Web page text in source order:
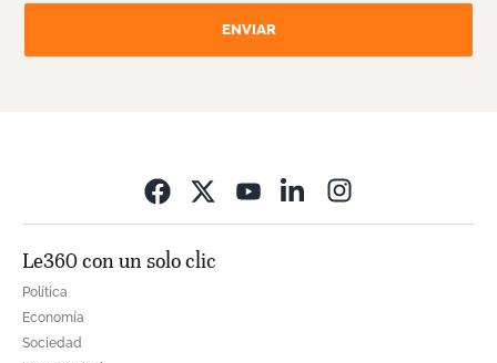
ENVIAR
Le360 con un solo clic
Política
Economía
Sociedad